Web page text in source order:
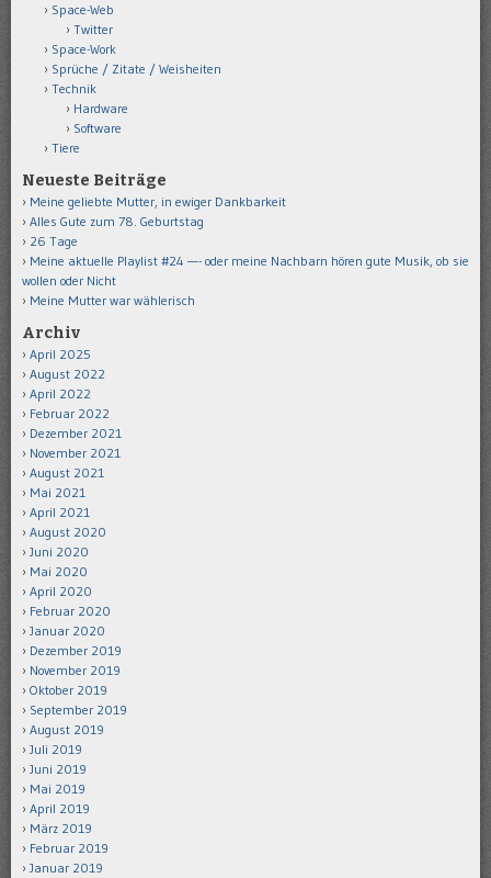
Space-Web
Twitter
Space-Work
Sprüche / Zitate / Weisheiten
Technik
Hardware
Software
Tiere
Neueste Beiträge
Meine geliebte Mutter, in ewiger Dankbarkeit
Alles Gute zum 78. Geburtstag
26 Tage
Meine aktuelle Playlist #24 —- oder meine Nachbarn hören gute Musik, ob sie
wollen oder Nicht
Meine Mutter war wählerisch
Archiv
April 2025
August 2022
April 2022
Februar 2022
Dezember 2021
November 2021
August 2021
Mai 2021
April 2021
August 2020
Juni 2020
Mai 2020
April 2020
Februar 2020
Januar 2020
Dezember 2019
November 2019
Oktober 2019
September 2019
August 2019
Juli 2019
Juni 2019
Mai 2019
April 2019
März 2019
Februar 2019
Januar 2019